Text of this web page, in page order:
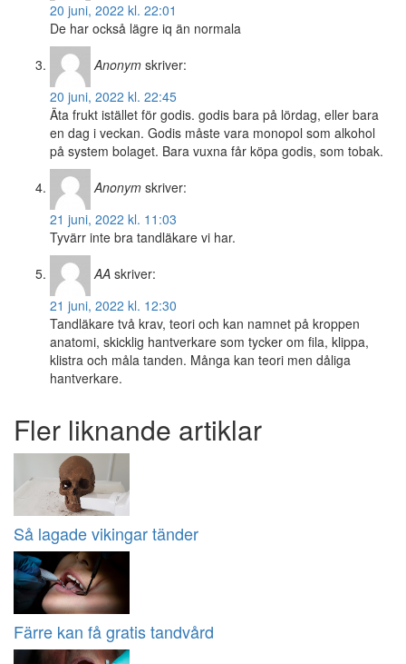
20 juni, 2022 kl. 22:01
De har också lägre iq än normala
Anonym skriver:
20 juni, 2022 kl. 22:45
Äta frukt istället för godis. godis bara på lördag, eller bara
en dag i veckan. Godis måste vara monopol som alkohol
på system bolaget. Bara vuxna får köpa godis, som tobak.
Anonym skriver:
21 juni, 2022 kl. 11:03
Tyvärr inte bra tandläkare vi har.
AA skriver:
21 juni, 2022 kl. 12:30
Tandläkare två krav, teori och kan namnet på kroppen
anatomi, skicklig hantverkare som tycker om fila, klippa,
klistra och måla tanden. Många kan teori men dåliga
hantverkare.
Fler liknande artiklar
Så lagade vikingar tänder
Färre kan få gratis tandvård